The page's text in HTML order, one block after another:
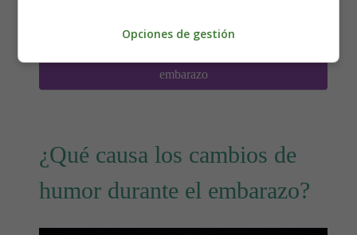
embarazo
¿Qué causa los cambios de
humor durante el embarazo?
Opciones de gestión